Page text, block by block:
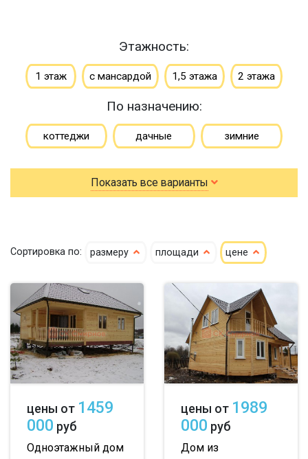
Этажность:
1 этаж с мансардой 1,5 этажа 2 этажа
По назначению:
коттеджи дачные зимние
для постоянного проживания гостевые
летние
клееный сухой
кедр
клееный кедр
сухой кедр
профилированный
100х150
150х150
4х6 5х6 5х7
6х6 6х8
6х10 7х7
7х8 7х9 7х10
8х8 8х9 8х10
9х9 9х10
Показать все варианты
Сортировка по: размеру площади цене
цены от 1459
000 руб
Одноэтажный дом
цены от 1989
000 руб
Дом из